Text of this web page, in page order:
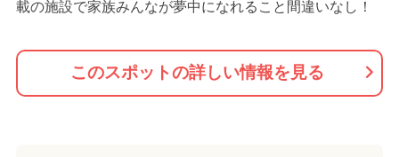
載の施設で家族みんなが夢中になれること間違いなし！
このスポットの詳しい情報を見る